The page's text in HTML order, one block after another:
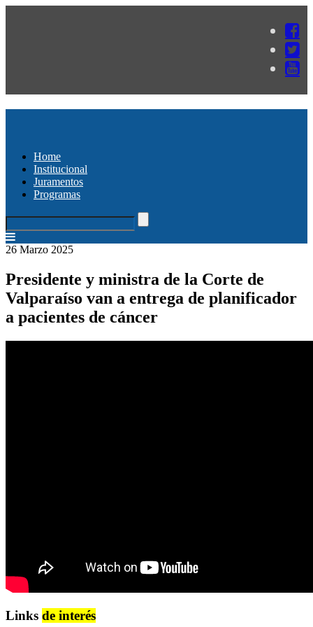
Home
Institucional
Juramentos
Programas
26 Marzo 2025
Presidente y ministra de la Corte de
Valparaíso van a entrega de planificador
a pacientes de cáncer
Links de interés